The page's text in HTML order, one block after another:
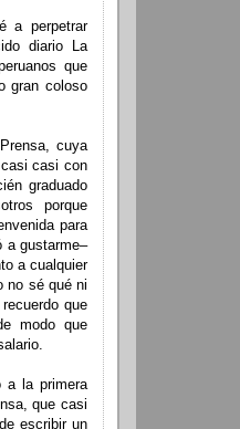
a perpetrar
diario La
que
gran coloso
cuya
casi con
graduado
porque
para
a gustarme–
a cualquier
no sé qué ni
que
modo que
a la primera
que casi
escribir un